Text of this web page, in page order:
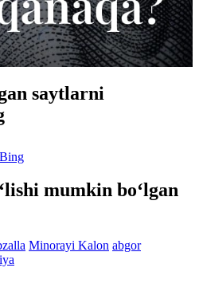
saytlarni
Bing
mumkin bo‘lgan
Minorayi Kalon abgor